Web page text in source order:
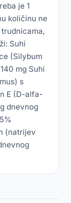
je 1
količinu ne
Suhi
(Silybum
mg Suhi
s
E (D-alfa-
dnevnog
(natrijev